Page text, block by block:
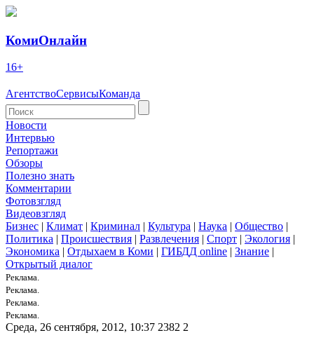
КомиОнлайн
16+
АгентствоСервисыКоманда
Новости
Интервью
Репортажи
Обзоры
Полезно знать
Комментарии
Фотовзгляд
Видеовзгляд
Бизнес | Климат | Криминал | Культура | Наука | Общество |
Политика | Происшествия | Развлечения | Спорт | Экология |
Экономика | Отдыхаем в Коми | ГИБДД online | Знание |
Открытый диалог
Реклама.
Реклама.
Реклама.
Реклама.
Среда, 26 сентября, 2012, 10:37 2382 2